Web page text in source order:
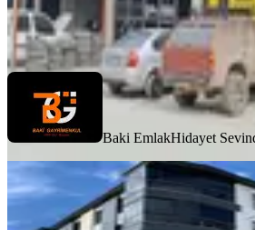
Baki Emlak Hidayet Sevindik
Ara
Baki EmlakHidayet
11
Sahibinden Köşe
Kiralık Dükkan